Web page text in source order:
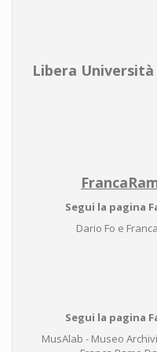
Libera
Segui la pagina
Dario Fo e
Segui la pagina
MusAlab - Museo